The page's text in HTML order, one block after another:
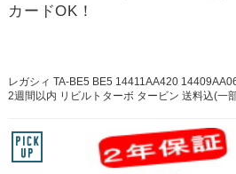
カードOK！
レガシィ TA-BE5 BE5 14411AA420
2週間以内 リビルトターボ タービン 送料込(一